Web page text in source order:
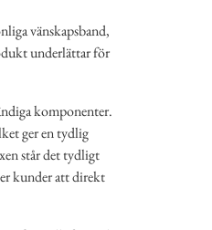
vänskapsband,
underlättar för
komponenter.
ger en tydlig
står det tydligt
kunder att direkt